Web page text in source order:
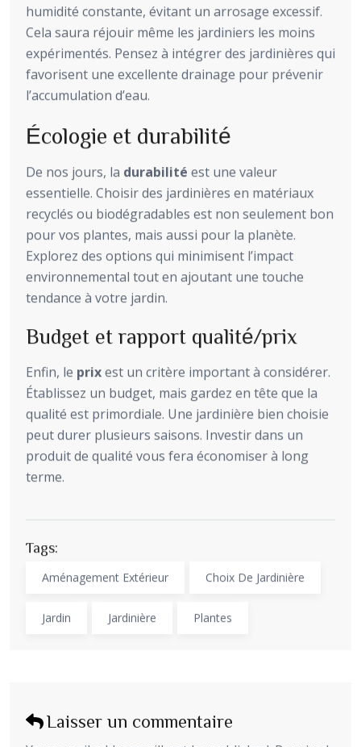
humidité constante, évitant un arrosage excessif.
Cela saura réjouir même les jardiniers les moins
expérimentés. Pensez à intégrer des jardinières qui
favorisent une excellente drainage pour prévenir
l’accumulation d’eau.
Écologie et durabilité
De nos jours, la durabilité est une valeur
essentielle. Choisir des jardinières en matériaux
recyclés ou biodégradables est non seulement bon
pour vos plantes, mais aussi pour la planète.
Explorez des options qui minimisent l’impact
environnemental tout en ajoutant une touche
tendance à votre jardin.
Budget et rapport qualité/prix
Enfin, le prixest un critère important à considérer.
Établissez un budget, mais gardez en tête que la
qualité est primordiale. Une jardinière bien choisie
peut durer plusieurs saisons. Investir dans un
produit de qualité vous fera économiser à long
terme.
Tags:
Aménagement Extérieur Choix De Jardinière
Jardin Jardinière Plantes
Laisser un commentaire